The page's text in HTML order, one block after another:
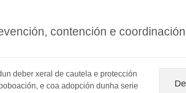
contención e
deber xeral de cautela e protección
e coa adopción dunha serie